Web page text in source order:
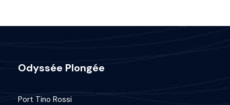
Odyssée Plongée
Port Tino Rossi